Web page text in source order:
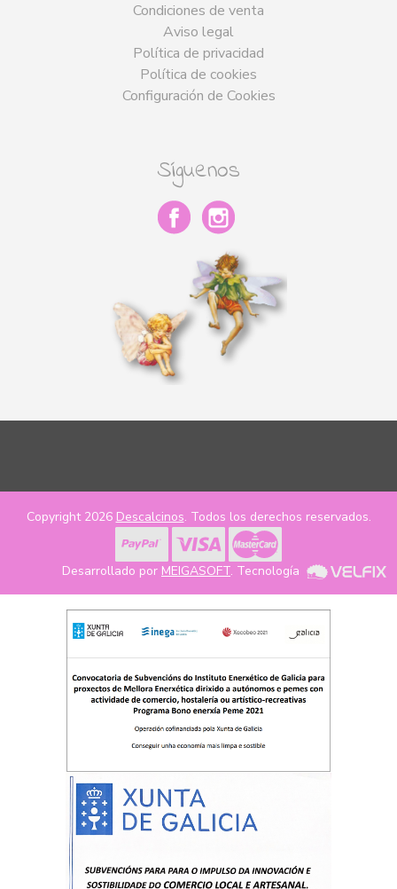
Condiciones de venta
Aviso legal
Política de privacidad
Política de cookies
Configuración de Cookies
Síguenos
Copyright 2026 Descalcinos. Todos los derechos reservados.
Desarrollado por MEIGASOFT. Tecnología